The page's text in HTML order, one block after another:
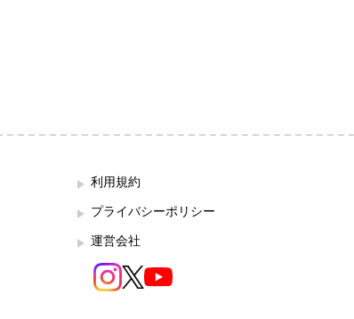
利用規約
プライバシーポリシー
運営会社